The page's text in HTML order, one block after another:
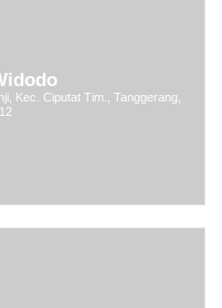
Kec. Ciputat Tim., Tanggerang,